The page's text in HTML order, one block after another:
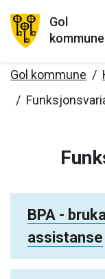
Gol
kommune
Gol kommune
BPA -
assistanse